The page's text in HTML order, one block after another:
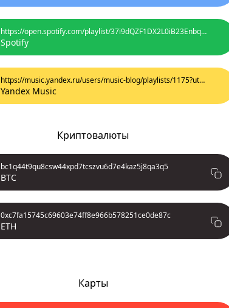
https://open.spotify.com/playlist/
Spotify
https://music.yandex.ru/users/music-blog/playlists/
Yandex Music
Криптовалюты
bc1q44t9qu8csw44xpd7tcszvu6d7e4kaz5j8qa3q5
BTC
0xc7fa15745c69603e74ff8e966b578251ce0de87c
ETH
Карты